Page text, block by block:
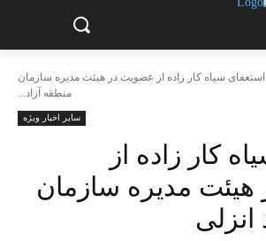
استعفای سیاه کار زاده از عضویت در هیئت مدیره سازمان
منطقه آزاد...
سایر اخبار ویژه
کار زاده از
مدیره سازمان
انزلی